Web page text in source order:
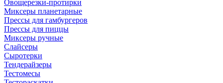
Овощерезки-протирки
Миксеры планетарные
Прессы для гамбургеров
Прессы для пиццы
Миксеры ручные
Слайсеры
Сыротерки
Тендерайзеры
Тестомесы